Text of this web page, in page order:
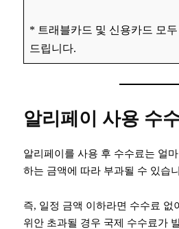
* 트래블카드 및 신용카드 모
드립니다.
알리페이 사용 수
알리페이를 사용 후 수수료는 얼
하는 금액에 따라 부과될 수 있습
즉, 일정 금액 이하라면 수수료 없
위안 초과될 경우 국제 수수료가